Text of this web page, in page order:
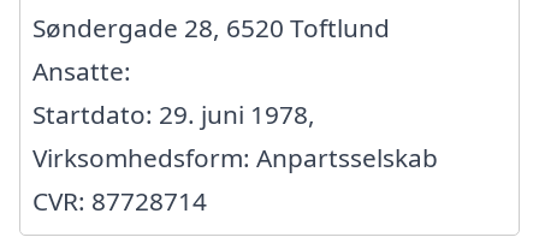
Søndergade 28, 6520 Toftlund
Ansatte:
Startdato: 29. juni 1978,
Virksomhedsform: Anpartsselskab
CVR: 87728714